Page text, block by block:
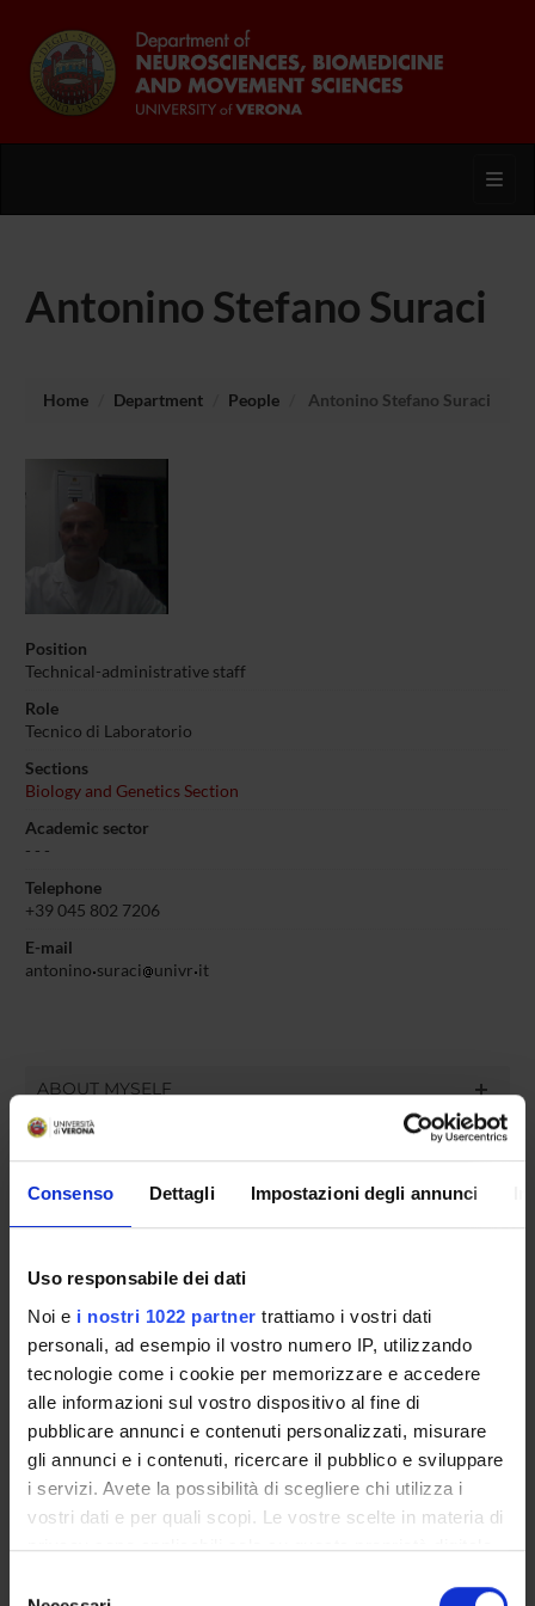
Consenso Dettagli Impostazioni degli annunci
Uso responsabile dei dati
Noi e i nostri 1022 partner trattiamo i vostri dati
personali, ad esempio il vostro numero IP, utilizzando
tecnologie come i cookie per memorizzare e accedere
alle informazioni sul vostro dispositivo al fine di
pubblicare annunci e contenuti personalizzati, misurare
gli annunci e i contenuti, ricercare il pubblico e sviluppare
i servizi. Avete la possibilità di scegliere chi utilizza i
vostri dati e per quali scopi. Le vostre scelte in materia di
privacy sono applicabili solo su questa proprietà digitale
Antonino Stefano Suraci
Home Department People Antonino Stefano Suraci
Position
Technical-administrative staff
Role
Tecnico di Laboratorio
Sections
Biology and Genetics Section
Academic sector
- - -
Telephone
+39 045 802 7206
E-mail
antonino suraci univr it
ABOUT MYSELF
RESEARCH
ASSIGNMENTS
ORGANISATION
GOVERNANCE
COMMITTEES
DEPARTMENT ADMINISTRATION OFFICES
STUDENT ADMINISTRATION OFFICES